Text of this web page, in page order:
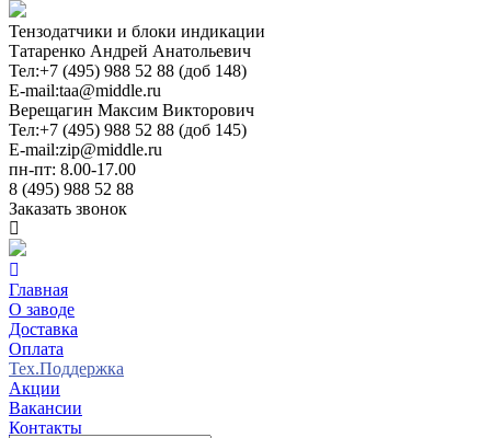
Тензодатчики и блоки индикации
Татаренко Андрей Анатольевич
Тел:+7 (495) 988 52 88 (доб 148)
E-mail:taa@middle.ru
Верещагин Максим Викторович
Тел:+7 (495) 988 52 88 (доб 145)
E-mail:zip@middle.ru
пн-пт: 8.00-17.00
8 (495) 988 52 88
Заказать звонок
Главная
О заводе
Доставка
Оплата
Тех.Поддержка
Акции
Вакансии
Контакты